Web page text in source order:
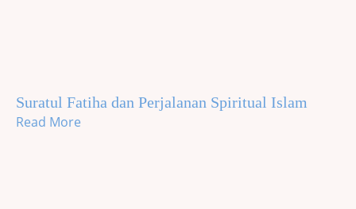
Suratul Fatiha dan Perjalanan Spiritual Islam
Read More